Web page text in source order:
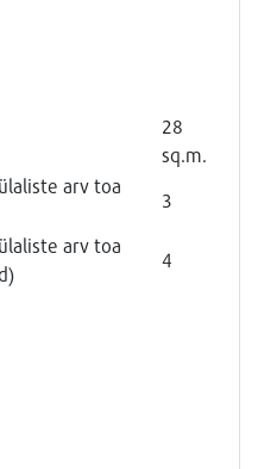
28
sq.m.
arv toa
3
arv toa
4